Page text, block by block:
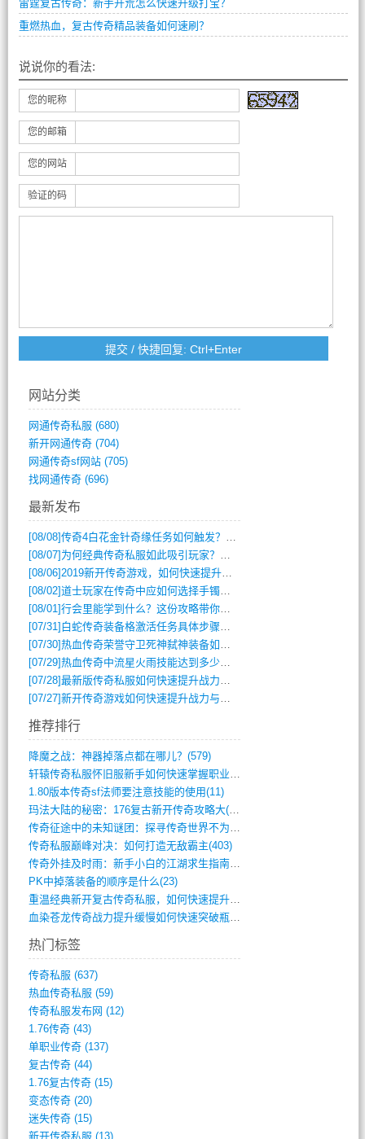
雷霆复古传奇：新手开荒怎么快速升级打宝？
重燃热血，复古传奇精品装备如何速刷？
说说你的看法:
您的昵称
您的邮箱
您的网站
验证的码
网站分类
网通传奇私服 (680)
新开网通传奇(704)
网通传奇sf网站(705)
找网通传奇(696)
最新发布
[08/08]传奇4白花金针奇缘任务如何触发？完整攻略解析
[08/07] 为何经典传奇私服如此吸引玩家？深度攻略解析
[08/06]2019新开传奇游戏，如何快速提升角色等级？
[08/02]道士玩家在传奇中应如何选择手镯装备？
[08/01]行会里能学到什么？这份攻略带你全掌握
[07/31] 白蛇传奇装备格激活任务具体步骤是什么？如何完成？
[07/30]热血传奇荣誉守卫死神弑神装备如何获取与佩戴攻略？
[07/29]热血传奇中流星火雨技能达到多少级可以开始练装备？
[07/28]最新版传奇私服如何快速提升战力与获取稀有装备？
[07/27]新开传奇游戏如何快速提升战力与获取稀有装备？
推荐排行
降魔之战：神器掉落点都在哪儿？(579)
轩辕传奇私服怀旧服新手如何快速掌握职业选(993)
1.80版本传奇sf法师要注意技能的使用(11)
玛法大陆的秘密：176复古新开传奇攻略大(486)
传奇征途中的未知谜团：探寻传奇世界不为人(595)
传奇私服巅峰对决：如何打造无敌霸主(403)
传奇外挂及时雨：新手小白的江湖求生指南(802)
PK中掉落装备的顺序是什么(23)
重温经典新开复古传奇私服，如何快速提升等(392)
血染苍龙传奇战力提升缓慢如何快速突破瓶颈(654)
热门标签
传奇私服 (637)
热血传奇私服 (59)
传奇私服发布网 (12)
1.76传奇(43)
单职业传奇(137)
复古传奇(44)
1.76复古传奇(15)
变态传奇(20)
迷失传奇(15)
新开传奇私服 (13)